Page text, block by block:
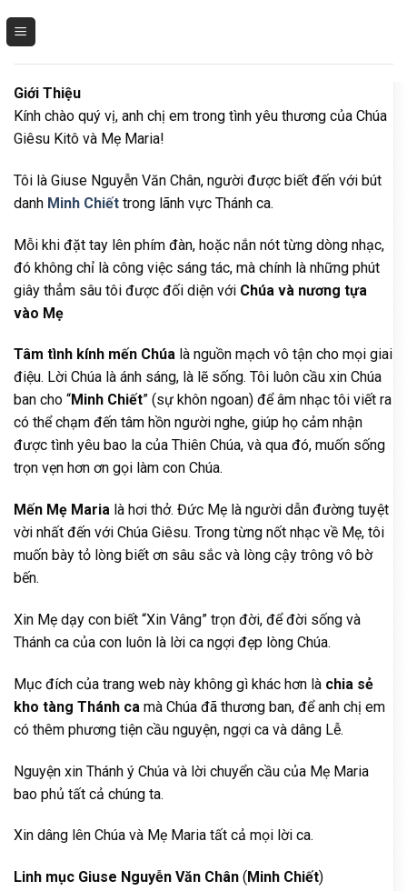
Giới Thiệu
Kính chào quý vị, anh chị em trong tình yêu thương của Chúa
Giêsu Kitô và Mẹ Maria!
Tôi là Giuse Nguyễn Văn Chân, người được biết đến với bút
danh Minh Chiết trong lãnh vực Thánh ca.
Mỗi khi đặt tay lên phím đàn, hoặc nắn nót từng dòng nhạc,
đó không chỉ là công việc sáng tác, mà chính là những phút
giây thẳm sâu tôi được đối diện với Chúa và nương tựa
vào Mẹ
Tâm tình kính mến Chúa là nguồn mạch vô tận cho mọi giai
điệu. Lời Chúa là ánh sáng, là lẽ sống. Tôi luôn cầu xin Chúa
ban cho “Minh Chiết” (sự khôn ngoan) để âm nhạc tôi viết ra
có thể chạm đến tâm hồn người nghe, giúp họ cảm nhận
được tình yêu bao la của Thiên Chúa, và qua đó, muốn sống
trọn vẹn hơn ơn gọi làm con Chúa.
Mến Mẹ Maria là hơi thở. Đức Mẹ là người dẫn đường tuyệt
vời nhất đến với Chúa Giêsu. Trong từng nốt nhạc về Mẹ, tôi
muốn bày tỏ lòng biết ơn sâu sắc và lòng cậy trông vô bờ
bến.
Xin Mẹ dạy con biết “Xin Vâng” trọn đời, để đời sống và
Thánh ca của con luôn là lời ca ngợi đẹp lòng Chúa.
Mục đích của trang web này không gì khác hơn là chia sẻ
kho tàng Thánh ca mà Chúa đã thương ban, để anh chị em
có thêm phương tiện cầu nguyện, ngợi ca và dâng Lễ.
Nguyện xin Thánh ý Chúa và lời chuyển cầu của Mẹ Maria
bao phủ tất cả chúng ta.
Xin dâng lên Chúa và Mẹ Maria tất cả mọi lời ca.
Linh mục Giuse Nguyễn Văn Chân ( Minh Chiết)